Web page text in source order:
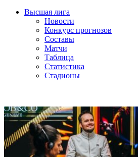
Высшая лига
Новости
Конкурс прогнозов
Составы
Матчи
Таблица
Статистика
Стадионы